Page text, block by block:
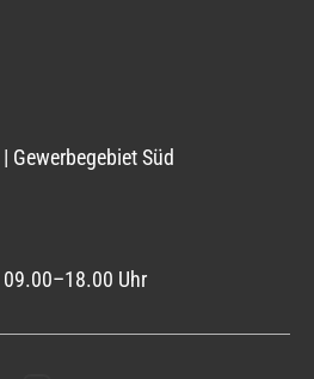
Gewerbegebiet Süd
Uhr